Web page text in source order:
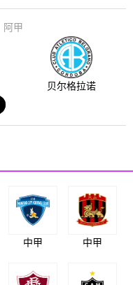
阿甲
贝尔格拉诺
中甲 中甲